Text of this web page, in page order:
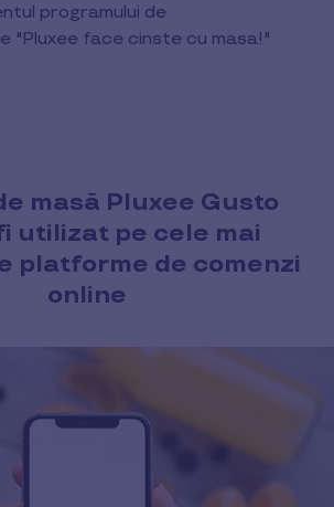
programului de
"Pluxee face cinste cu masa!"
masă Pluxee Gusto
utilizat pe cele mai
platforme de comenzi
online